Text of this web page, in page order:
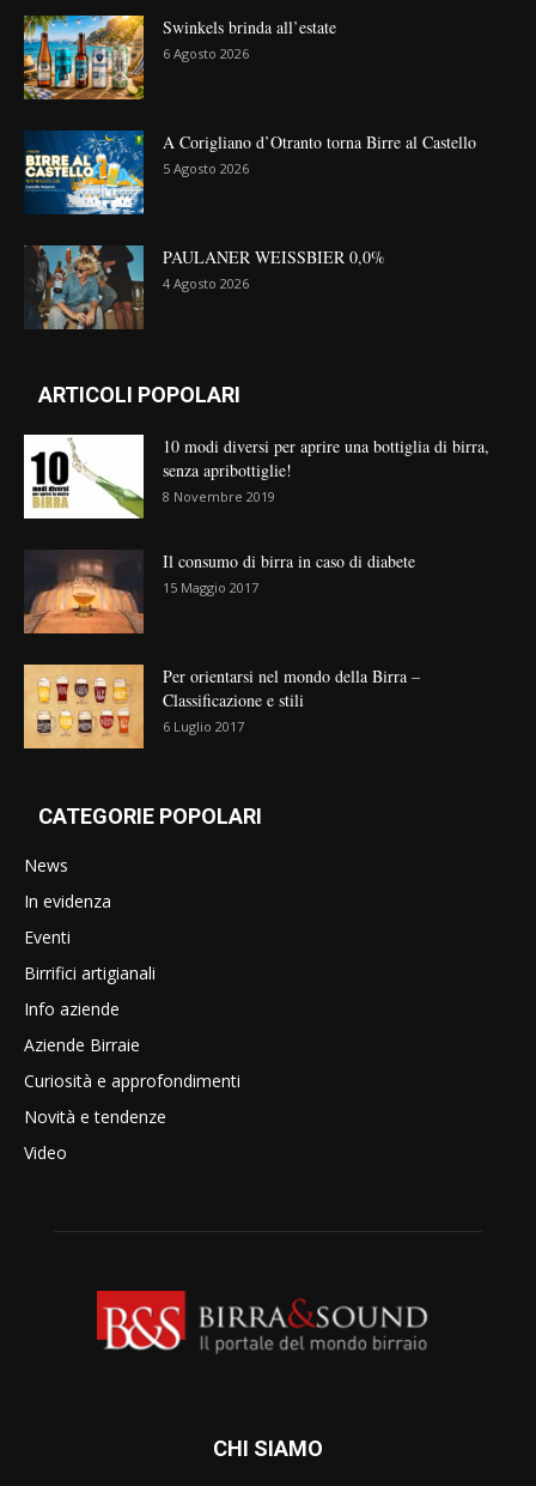
Swinkels brinda all’estate
6 Agosto 2026
A Corigliano d’Otranto torna Birre al Castello
5 Agosto 2026
PAULANER WEISSBIER 0,0%
4 Agosto 2026
ARTICOLI POPOLARI
10 modi diversi per aprire una bottiglia di birra,
senza apribottiglie!
8 Novembre 2019
Il consumo di birra in caso di diabete
15 Maggio 2017
Per orientarsi nel mondo della Birra –
Classificazione e stili
6 Luglio 2017
CATEGORIE POPOLARI
News
In evidenza
Eventi
Birrifici artigianali
Info aziende
Aziende Birraie
Curiosità e approfondimenti
Novità e tendenze
Video
CHI SIAMO